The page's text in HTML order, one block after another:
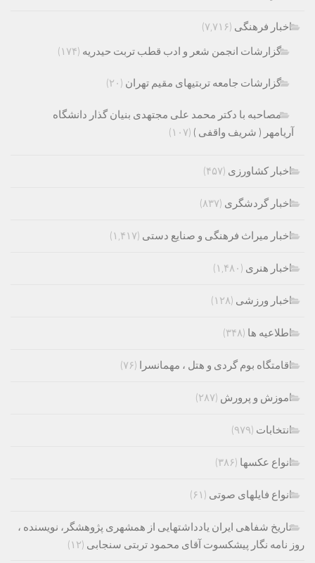
اخبار فرهنگی (۷,۷۱۶)
گزارشات انجمن شعر و ادب قطب تربت حیدریه (۱۷۴)
گزارشات جامعه تربتیهای مقیم تهران (۲۰)
مصاحبه با دکتر محمد علی مجتهدی بنیان گذار دانشگاه
آریامهر ( شریف واقفی ) (۱۰۷)
اخبار کشاورزی (۴۵۷)
اخبار گردشگری (۸۳۷)
اخبار میراث فرهنگی و صنایع دستی (۱,۴۱۷)
اخبار هنری (۱,۴۸۰)
اخبار ورزشی (۱۲۸)
اطلاعیه ها (۳۴۸)
اقامتگاه بوم گردی و هتل ، مهمانسرا (۷۶)
اموزش و پرورش (۲۸۷)
انتخابات (۹۷۹)
انواع عکسها (۳۸۶)
انواع فایلهای صوتی (۶۱)
تاریخ شفاهی ایران یادداشتهایی از همشهری پژوهشگر، نویسنده ،
روز نامه نگار پیشکسوت آقای محمود تربتی سنجابی (۱۲)